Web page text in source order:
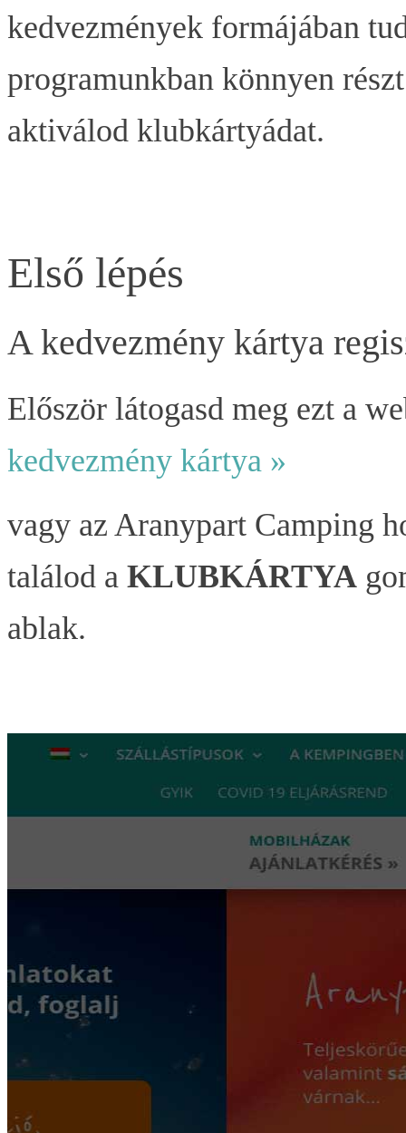
kedvezmények formájában
programunkban könnyen
aktiválod klubkártyádat.
Első lépés
A kedvezmény kártya
Először látogasd meg ezt a
kedvezmény kártya »
vagy az Aranypart Camping
találod a KLUBKÁRTYA
ablak.